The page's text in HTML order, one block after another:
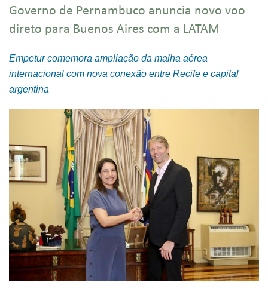
Governo de Pernambuco anuncia novo voo
direto para Buenos Aires com a LATAM
Empetur comemora ampliação da malha aérea
internacional com nova conexão entre Recife e capital
argentina